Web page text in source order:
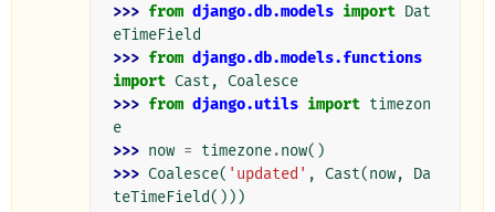
>>> from django.db.models import Dat
eTimeField
>>> from django.db.models.functions
import Cast ,
Coalesce
>>> from django.utils import timezon
e
>>> now = timezone.now()
>>> Coalesce( 'updated' , Cast(now,
Da
teTimeField()))